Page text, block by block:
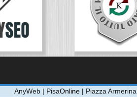
AnyWeb | PisaOnline | Piazza Armerina